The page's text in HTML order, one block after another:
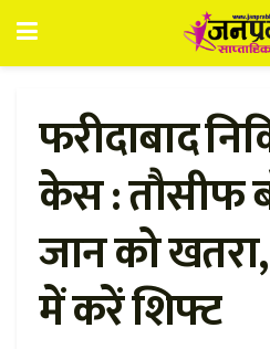
फरीदाबाद
केस : तौसीफ
जान को
में करें शिफ्ट